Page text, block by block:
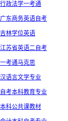
行政法学一考通
广东商务英语自考
吉林学位英语
江苏省英语二自考
一考通马克思
汉语言文学专业
自考本科教育专业
本科公共课教材